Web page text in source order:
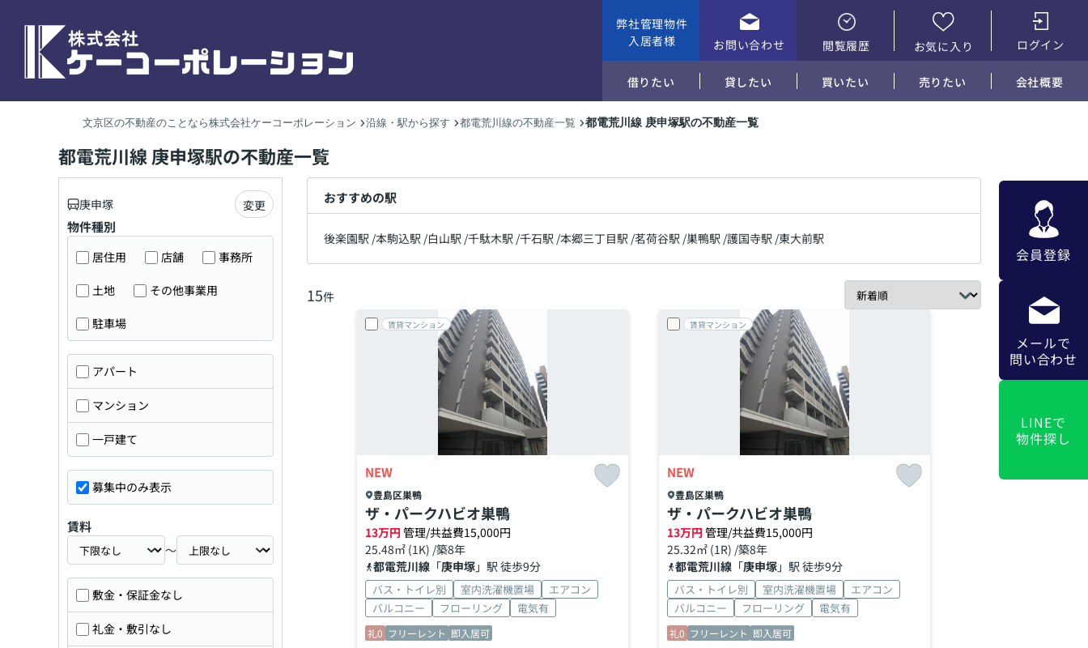
弊社管理物件
入居者様
お問い合わせ 閲覧履歴 お気に入り ログイン
借りたい 貸したい 買いたい 売りたい 会社概要
会員登録
メールで
問い合わせ
LINEで
物件探し
文京区の不動産のことなら株式会社ケーコーポレーション 沿線・駅から探す 都電荒川線の不動産一覧 都電荒川線 庚申塚駅の不動産一覧
都電荒川線 庚申塚駅の不動産一覧
おすすめの駅
後楽園駅 /本駒込駅 /白山駅 /千駄木駅 /千石駅 /本郷三丁目駅 /茗荷谷駅 /巣鴨駅 /護国寺駅 /東大前駅
15件
賃貸マンション
NEW
豊島区巣鴨
ザ・パークハビオ巣鴨
13万円 管理/共益費15,000円
25.48㎡ (1K) /築8年
都電荒川線「庚申塚」駅 徒歩9分
バス・トイレ別 室内洗濯機置場
エアコン
バルコニー
フローリング 電気有
礼0 フリーレント 即入居可
賃貸マンション
NEW
豊島区巣鴨
ザ・パークハビオ巣鴨
13万円 管理/共益費15,000円
25.32㎡ (1R) /築8年
都電荒川線「庚申塚」駅 徒歩9分
バス・トイレ別 室内洗濯機置場
エアコン
バルコニー
フローリング 電気有
礼0 フリーレント 即入居可
庚申塚 変更
物件種別
居住用 店舗 事務所
土地 その他事業用
駐車場
アパート
マンション
一戸建て
募集中のみ表示
賃料
～
敷金・保証金なし
礼金・敷引なし